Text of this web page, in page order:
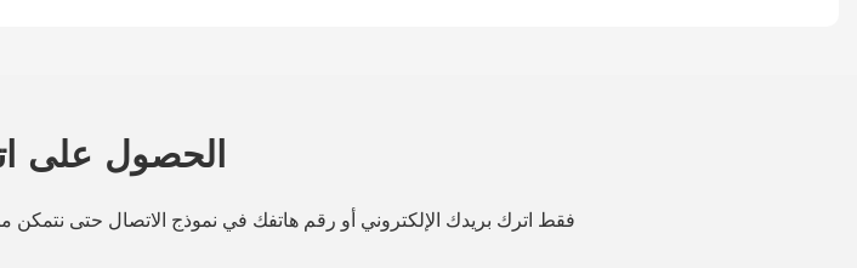
الحصول على
فقط اترك بريدك الإلكتروني أو رقم هاتفك في نموذج الاتصال حتى